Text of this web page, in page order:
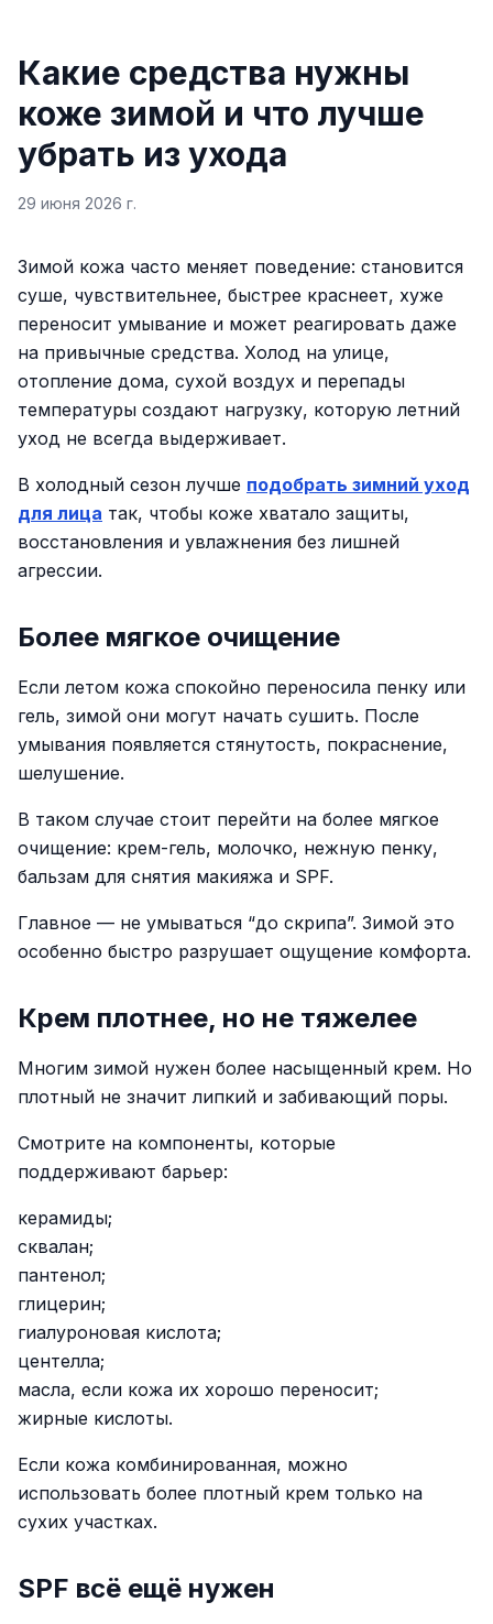
Какие средства нужны
коже зимой и что лучше
убрать из ухода
29 июня 2026 г.
Зимой кожа часто меняет поведение: становится
суше, чувствительнее, быстрее краснеет, хуже
переносит умывание и может реагировать даже
на привычные средства. Холод на улице,
отопление дома, сухой воздух и перепады
температуры создают нагрузку, которую летний
уход не всегда выдерживает.
В холодный сезон лучше подобрать зимний уход
для лица так, чтобы коже хватало защиты,
восстановления и увлажнения без лишней
агрессии.
Более мягкое очищение
Если летом кожа спокойно переносила пенку или
гель, зимой они могут начать сушить. После
умывания появляется стянутость, покраснение,
шелушение.
В таком случае стоит перейти на более мягкое
очищение: крем-гель, молочко, нежную пенку,
бальзам для снятия макияжа и SPF.
Главное — не умываться “до скрипа”. Зимой это
особенно быстро разрушает ощущение комфорта.
Крем плотнее, но не тяжелее
Многим зимой нужен более насыщенный крем. Но
плотный не значит липкий и забивающий поры.
Смотрите на компоненты, которые
поддерживают барьер:
керамиды;
сквалан;
пантенол;
глицерин;
гиалуроновая кислота;
центелла;
масла, если кожа их хорошо переносит;
жирные кислоты.
Если кожа комбинированная, можно
использовать более плотный крем только на
сухих участках.
SPF всё ещё нужен